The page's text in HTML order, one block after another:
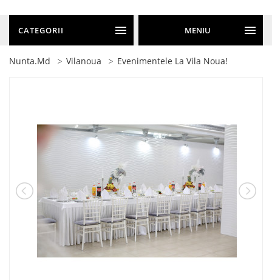
CATEGORII MENIU
Nunta.md Vilanoua Evenimentele La Vila Noua!